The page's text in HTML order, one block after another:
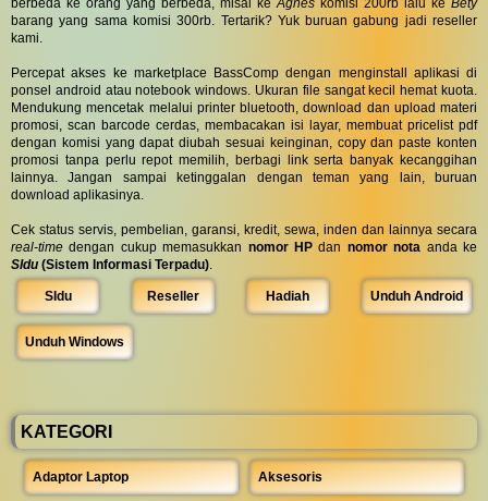
berbeda ke orang yang berbeda, misal keAgnes komisi 200rb lalu ke Bety
barang yang sama komisi 300rb. Tertarik? Yuk buruan gabung jadi reseller
kami.
Percepat akses ke marketplace BassComp dengan menginstall aplikasi di
ponsel android atau notebook windows. Ukuran file sangat kecil hemat kuota.
Mendukung mencetak melalui printer bluetooth, download dan upload materi
promosi, scan barcode cerdas, membacakan isi layar, membuat pricelist pdf
dengan komisi yang dapat diubah sesuai keinginan, copy dan paste konten
promosi tanpa perlu repot memilih, berbagi link serta banyak kecanggihan
lainnya. Jangan sampai ketinggalan dengan teman yang lain, buruan
download aplikasinya.
Cek status servis, pembelian, garansi, kredit, sewa, inden dan lainnya secara
real-time dengan cukup memasukkan nomor HP dan nomor nota anda ke
SIdu (Sistem Informasi Terpadu).
SIdu Reseller Hadiah Unduh Android
Unduh Windows
KATEGORI
Adaptor Laptop Aksesoris